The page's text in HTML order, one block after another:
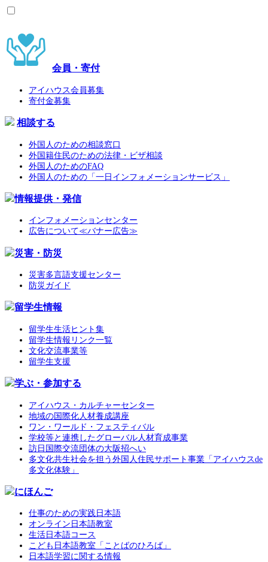
会員・寄付
アイハウス会員募集
寄付金募集
相談する
外国人のための相談窓口
外国籍住民のための法律・ビザ相談
外国人のためのFAQ
外国人のための「一日インフォメーションサービス」
情報提供・発信
インフォメーションセンター
広告について≪バナー広告≫
災害・防災
災害多言語支援センター
防災ガイド
留学生情報
留学生生活ヒント集
留学生情報リンク一覧
文化交流事業等
留学生支援
学ぶ・参加する
アイハウス・カルチャーセンター
地域の国際化人材養成講座
ワン・ワールド・フェスティバル
学校等と連携したグローバル人材育成事業
訪日国際交流団体の大阪招へい
多文化共生社会を担う外国人住民サポート事業「アイハウスde
多文化体験」
にほんご
仕事のための実践日本語
オンライン日本語教室
生活日本語コース
こども日本語教室「ことばのひろば」
日本語学習に関する情報